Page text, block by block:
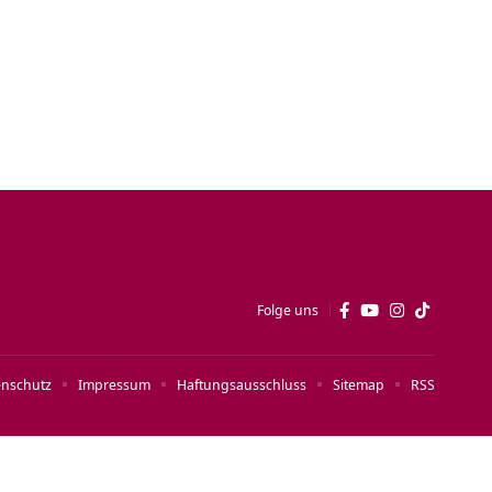
Folge uns
Impressum Haftungsausschluss Sitemap RSS